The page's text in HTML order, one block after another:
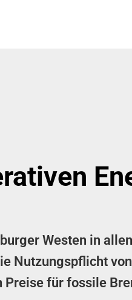
Westen in
Nutzungspflicht
Preise für fossile